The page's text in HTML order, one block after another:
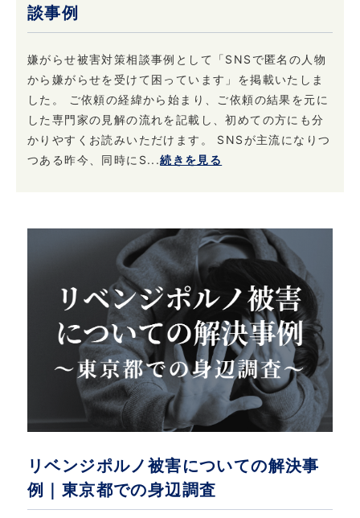
談事例
嫌がらせ被害対策相談事例として「SNSで匿名の人物
から嫌がらせを受けて困っています」を掲載いたしま
した。 ご依頼の経緯から始まり、ご依頼の結果を元に
した専門家の見解の流れを記載し、初めての方にも分
かりやすくお読みいただけます。 SNSが主流になりつ
つある昨今、同時にS...続きを見る
リベンジポルノ被害についての解決事
例｜東京都での身辺調査